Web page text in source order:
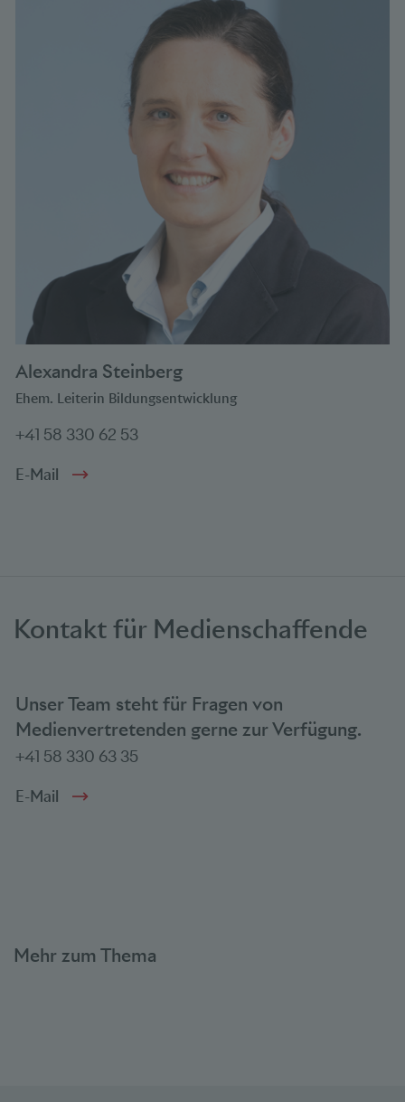
Alexandra Steinberg
Ehem. Leiterin Bildungsentwicklung
+41 58 330 62 53
E-Mail
Kontakt für Medienschaffende
Unser Team steht für Fragen von
Medienvertretenden gerne zur Verfügung.
+41 58 330 63 35
E-Mail
Mehr zum Thema